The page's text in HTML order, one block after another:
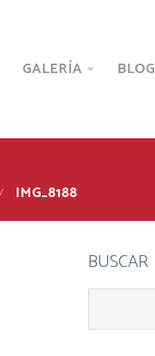
GALERÍA BLOG
IMG_8188
BUSCAR